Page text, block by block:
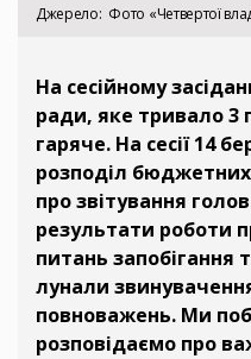
Джерело Фото «Четвертої
На сесійному
ради, яке тривало 3
гаряче. На сесії 14
розподіл
про звітування
результати роботи
питань запобігання
лунали
повноважень. Ми
розповідаємо про